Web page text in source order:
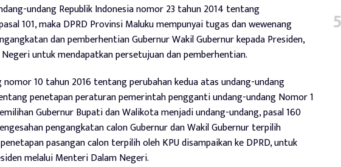
undang Republik Indonesia nomor 23 tahun 2014 tentang
101, maka DPRD Provinsi Maluku mempunyai tugas dan wewenang
dan pemberhentian Gubernur Wakil Gubernur kepada Presiden,
untuk mendapatkan persetujuan dan pemberhentian.
nomor 10 tahun 2016 tentang perubahan kedua atas undang-undang
penetapan peraturan pemerintah pengganti undang-undang Nomor 1
Gubernur Bupati dan Walikota menjadi undang-undang, pasal 160
pengangkatan calon Gubernur dan Wakil Gubernur terpilih
pasangan calon terpilih oleh KPU disampaikan ke DPRD, untuk
melalui Menteri Dalam Negeri.